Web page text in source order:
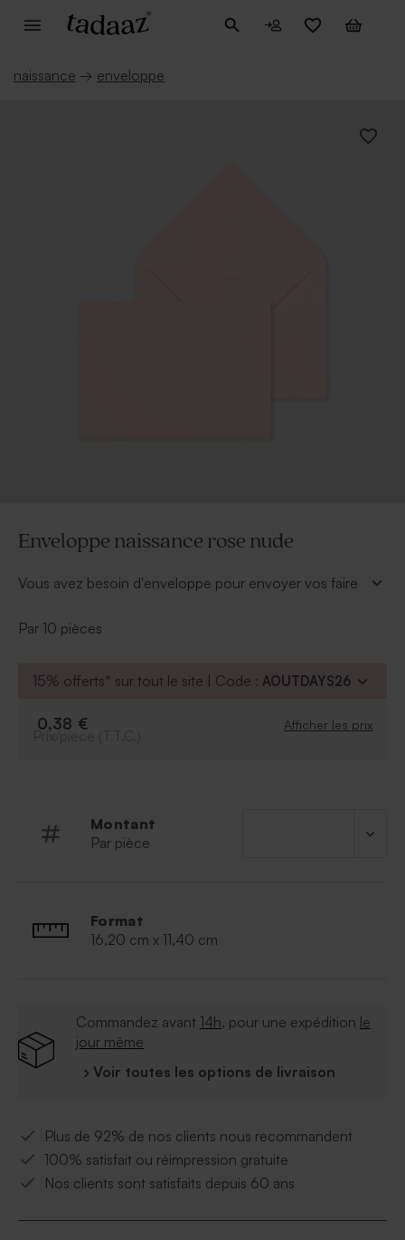
naissance → enveloppe
Enveloppe naissance rose nude
Vous avez besoin d'enveloppe pour envoyer vos faire
naissance rose nude.
Par 10 pièces
15% offerts* sur tout le site | Code : AOUTDAYS26
0,38 € Afficher les prix
Montant
Par pièce
Format
16,20 cm x 11,40 cm
Commandez avant 14h, pour une expédition le
jour même
› Voir toutes les options de livraison
Plus de 92% de nos clients nous recommandent
100% satisfait ou réimpression gratuite
Nos clients sont satisfaits depuis 60 ans